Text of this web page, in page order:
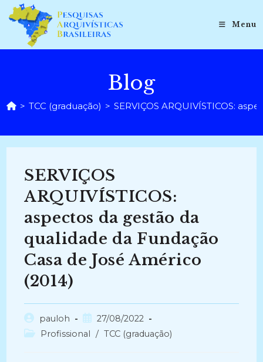
para
conteúdo
Menu
Blog
> TCC (graduação) > SERVIÇOS ARQUIVÍSTICOS:
SERVIÇOS
ARQUIVÍSTICOS:
aspectos da gestão da
qualidade da Fundação
Casa de José Américo
(2014)
Autor
do
pauloh
Post
publicado:
27/08/2022
Categoria
Profissional / TCC (graduação)